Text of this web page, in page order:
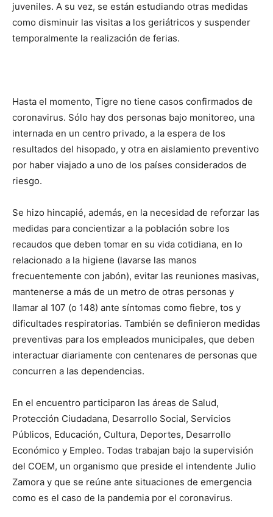
juveniles. A su vez, se están estudiando otras medidas
como disminuir las visitas a los geriátricos y suspender
temporalmente la realización de ferias.
Hasta el momento, Tigre no tiene casos confirmados de
coronavirus. Sólo hay dos personas bajo monitoreo, una
internada en un centro privado, a la espera de los
resultados del hisopado, y otra en aislamiento preventivo
por haber viajado a uno de los países considerados de
riesgo.
Se hizo hincapié, además, en la necesidad de reforzar las
medidas para concientizar a la población sobre los
recaudos que deben tomar en su vida cotidiana, en lo
relacionado a la higiene (lavarse las manos
frecuentemente con jabón), evitar las reuniones masivas,
mantenerse a más de un metro de otras personas y
llamar al 107 (o 148) ante síntomas como fiebre, tos y
dificultades respiratorias. También se definieron medidas
preventivas para los empleados municipales, que deben
interactuar diariamente con centenares de personas que
concurren a las dependencias.
En el encuentro participaron las áreas de Salud,
Protección Ciudadana, Desarrollo Social, Servicios
Públicos, Educación, Cultura, Deportes, Desarrollo
Económico y Empleo. Todas trabajan bajo la supervisión
del COEM, un organismo que preside el intendente Julio
Zamora y que se reúne ante situaciones de emergencia
como es el caso de la pandemia por el coronavirus.